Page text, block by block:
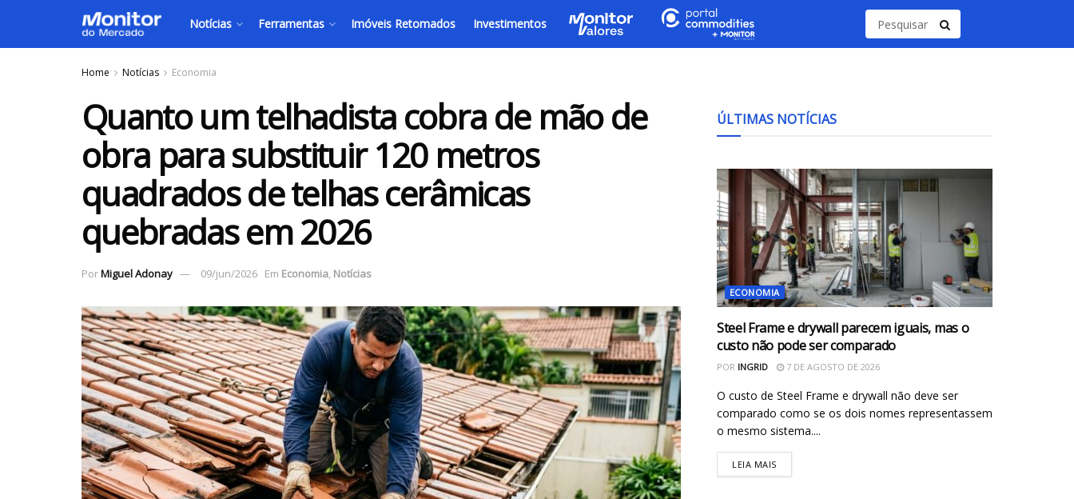
Notícias Ferramentas Imóveis Retomados Investimentos
Home Notícias Economia
Quanto um telhadista cobra de mão de
obra para substituir 120 metros
quadrados de telhas cerâmicas
quebradas em 2026
PorMiguel Adonay 09/jun/2026 Em Economia, Notícias
ÚLTIMAS NOTÍCIAS
ECONOMIA
Steel Frame e drywall parecem iguais, mas o
custo não pode ser comparado
POR INGRID 7 DE AGOSTO DE 2026
O custo de Steel Frame e drywall não deve ser
comparado como se os dois nomes representassem
o mesmo sistema....
LEIA MAIS